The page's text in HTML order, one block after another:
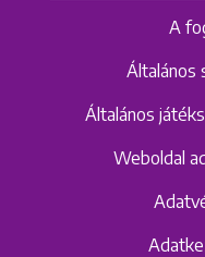
A
Általános
Általános
Weboldal